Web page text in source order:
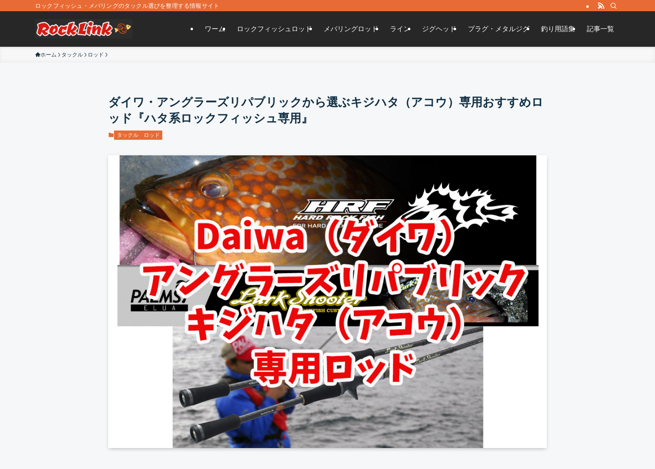
ロックフィッシュ・メバリングのタックル選びを整理する情報サイト
ワーム ロックフィッシュロッド メバリングロッド ライン ジグヘッド プラグ・メタルジグ 釣り用語集 記事一覧
ホーム タックル ロッド
ダイワ・アングラーズリパブリックから選ぶキジハタ（アコウ）専用おすすめロ
ッド『ハタ系ロックフィッシュ専用』
タックル ロッド